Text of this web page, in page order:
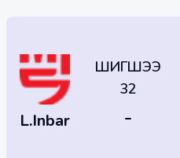
L.Inbar
ШИГШЭЭ
32
-